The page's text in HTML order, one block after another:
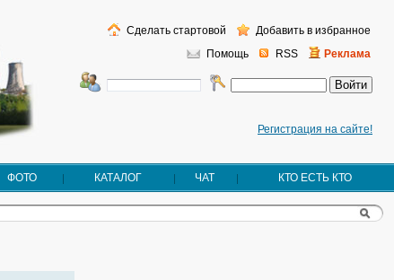
Регистрация на сайте!
Помощь RSS Реклама
Сделать стартовой Добавить в избранное
ФОТО КАТАЛОГ ЧАТ КТО ЕСТЬ КТО